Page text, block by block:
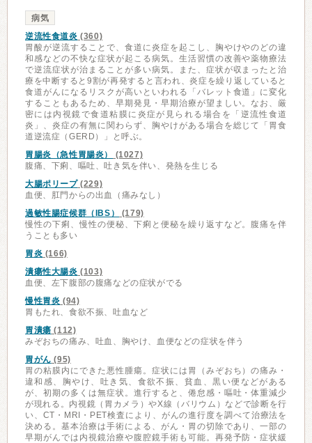
病気
逆流性食道炎 (360)
胃酸が逆流することで、食道に炎症を起こし、胸やけやのどの違
和感などの不快な症状が起こる病気。生活習慣の改善や薬物療法
で逆流症状が治まることが多い病気。また、症状が収まったと治
療を中断すると9割が再発すると言われ、炎症を繰り返していると
食道がんになるリスクが高いといわれる「バレット食道」に変化
することもあるため、早期発見・早期治療が望ましい。なお、厳
密には内視鏡で食道粘膜に炎症が見られる場合を「逆流性食道
炎」、炎症の有無に関わらず、胸やけがある場合を総じて「胃食
道逆流症（GERD）」と呼ぶ。
胃腸炎（急性胃腸炎）
(1027)
腹痛、下痢、嘔吐、吐き気を伴い、発熱を生じる
大腸ポリープ(229)
血便、肛門からの出血（痛みなし）
過敏性腸症候群（IBS）
(179)
慢性の下痢、慢性の便秘、下痢と便秘を繰り返すなど。腹痛を伴
うことも多い
胃炎 (166)
潰瘍性大腸炎 (103)
血便、左下腹部の腹痛などの症状がでる
慢性胃炎 (94)
胃もたれ、食欲不振、吐血など
胃潰瘍 (112)
みぞおちの痛み、吐血、胸やけ、血便などの症状を伴う
胃がん (95)
胃の粘膜内にできた悪性腫瘍。症状には胃（みぞおち）の痛み・
違和感、胸やけ、吐き気、食欲不振、貧血、黒い便などがある
が、初期の多くは無症状。進行すると、倦怠感・嘔吐・体重減少
が現れる。内視鏡（胃カメラ）やX線（バリウム）などで診断を行
い、CT・MRI・PET検査により、がんの進行度を調べて治療法を
決める。基本治療は手術による、がん・胃の切除であり、一部の
早期がんでは内視鏡治療や腹腔鏡手術も可能。再発予防・症状緩